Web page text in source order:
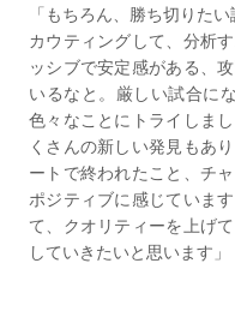
「もちろん、勝ち切りた
カウティングして、分析
ッシブで安定感がある、
いるなと。厳しい試合に
色々なことにトライしま
くさんの新しい発見もあ
ートで終われたこと、チ
ポジティブに感じていま
て、クオリティーを上げ
していきたいと思います」